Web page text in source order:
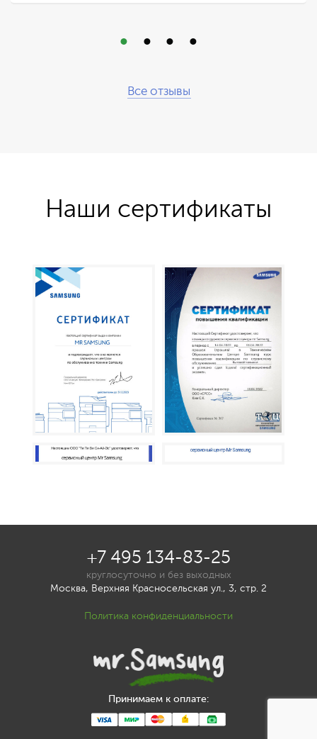
Все отзывы
Наши сертификаты
Принимаем к оплате:
+7 495 134-83-25
круглосуточно и без выходных
Москва, Верхняя Красносельская ул., 3, стр. 2
Политика конфиденциальности